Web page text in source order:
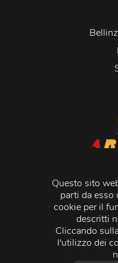
Questo sito
parti da
cookie per il
descritti
Cliccando
l'utilizzo dei
Via
C.C.I.A.A. -
Registro delle
Fiscale e Partita Iva
Credits:Crea